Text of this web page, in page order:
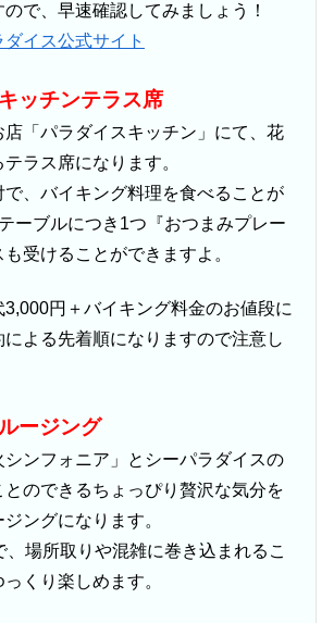
で、早速確認してみましょう！
イス公式サイト
ッチンテラス席
「パラダイスキッチン」にて、花
ラス席になります。
で、バイキング料理を食べることが
ーブルにつき1つ『おつまみプレー
も受けることができますよ。
円＋バイキング料金のお値段に
よる先着順になりますので注意し
ージング
ンフォニア」とシーパラダイスの
のできるちょっぴり贅沢な気分を
ングになります。
、場所取りや混雑に巻き込まれるこ
くり楽しめます。